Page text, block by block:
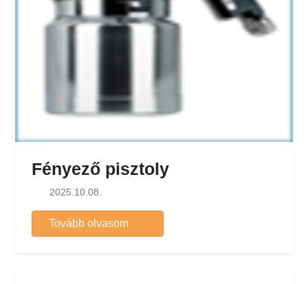
Fényező pisztoly
2025.10.08.
Tovább olvasom